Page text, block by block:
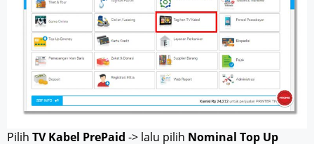
Pilih TV Kabel PrePaid -> lalu pilih Nominal Top Up